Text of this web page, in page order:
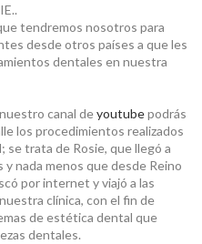
tendremos nosotros para
desde otros países a que les
dentales en nuestra
canal deyoutubepodrás
los procedimientos realizados
se trata de Rosie, que llegó a
y nada menos que desde Reino
por internet y viajó a las
clínica, con el fin de
de estética dental que
dentales.